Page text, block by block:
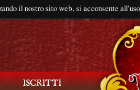
il nostro sito web, si acconsente